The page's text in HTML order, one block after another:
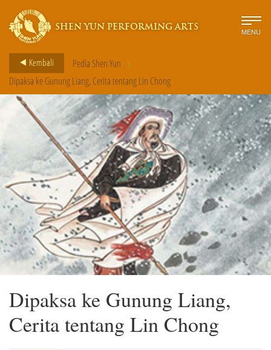
SHEN YUN PERFORMING ARTS MENU
Kembali Pedia Shen Yun >
Dipaksa ke Gunung Liang, Cerita tentang Lin Chong
Dipaksa ke Gunung Liang,
Cerita tentang Lin Chong